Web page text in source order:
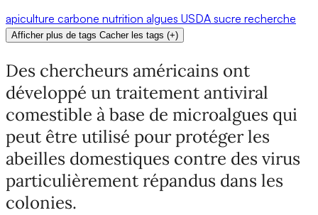
apiculture carbone nutrition algues USDA sucre recherche
Afficher plus de tags Cacher les tags (+)
Des chercheurs américains ont
développé un traitement antiviral
comestible à base de microalgues qui
peut être utilisé pour protéger les
abeilles domestiques contre des virus
particulièrement répandus dans les
colonies.